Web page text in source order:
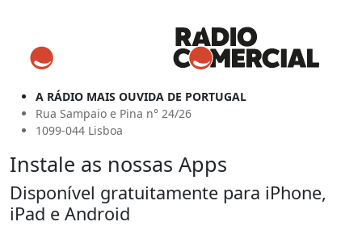
A RÁDIO MAIS OUVIDA DE PORTUGAL
Rua Sampaio e Pina n° 24/26
1099-044 Lisboa
Instale as nossas Apps
Disponível gratuitamente para iPhone,
iPad e Android